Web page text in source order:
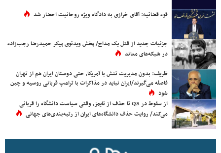
قوه قضائیه: آقای خرازی به دادگاه ویژه روحانیت احضار شد
جزئیات جدید از قتل یک مداح/ پخش ویدئوی پیکر حمیدرضا رجب‌زاده
در شبکه‌های معاند
ظریف: بدون مدیریت تنش با آمریکا، حتی دوستان ایران هم از تهران
فاصله می‌گیرند/ایران نباید در مذاکرات با ترامپ قربانی روسیه و چین
شود
از سقوط در QS تا حذف از تایمز، وقتی سیاست دانشگاه را قربانی
می‌کند/ روایت حذف دانشگاه‌های ایران از رتبه‌بندی‌های جهانی